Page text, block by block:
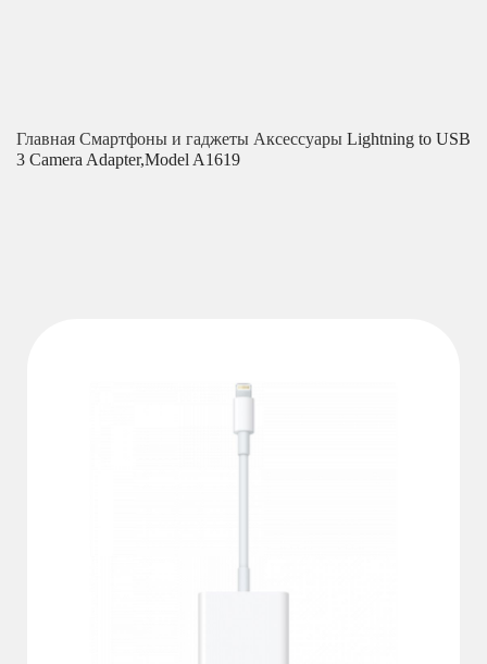
Главная Смартфоны и гаджеты Аксессуары Lightning to USB
3 Camera Adapter,Model A1619